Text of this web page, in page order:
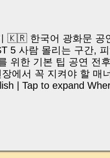
like this? “Closing
🇰🇷 한국어 광화문 공
5 사람 몰리는 구간,
위한 기본 팁 공연 전
에서 꼭 지켜야 할 매
| Tap to expand
Tips for